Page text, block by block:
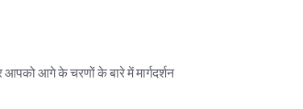
आपको आगे के चरणों के बारे में मार्गदर्शन